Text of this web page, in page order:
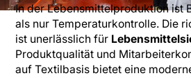
In der Lebensmittelproduktion ist
als nur Temperaturkontrolle. Die
ist unerlässlich für
Produktqualität und
auf Textilbasis bietet eine